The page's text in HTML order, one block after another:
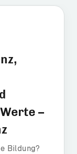
–
Bildung?